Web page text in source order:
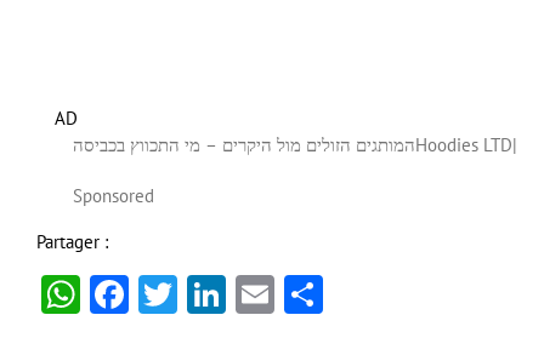
AD
המותגים הזולים מול היקרים – מי התכווץ בכביסהHoodies LTD|
Sponsored
Partager :
WhatsApp
Facebook
Twitter
LinkedIn
Email